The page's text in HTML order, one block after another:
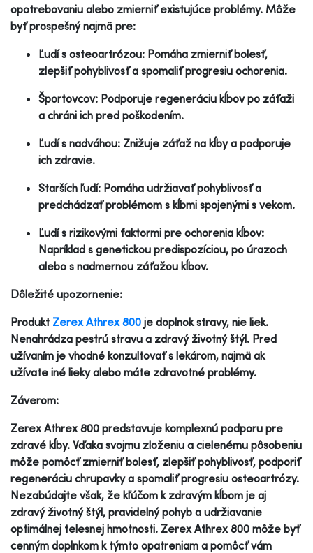
opotrebovaniu alebo zmierniť existujúce problémy. Môže
byť prospešný najmä pre:
Ľudí s osteoartrózou: Pomáha zmierniť bolesť,
zlepšiť pohyblivosť a spomaliť progresiu ochorenia.
Športovcov: Podporuje regeneráciu kĺbov po záťaži
a chráni ich pred poškodením.
Ľudí s nadváhou: Znižuje záťaž na kĺby a podporuje
ich zdravie.
Starších ľudí: Pomáha udržiavať pohyblivosť a
predchádzať problémom s kĺbmi spojenými s vekom.
Ľudí s rizikovými faktormi pre ochorenia kĺbov:
Napríklad s genetickou predispozíciou, po úrazoch
alebo s nadmernou záťažou kĺbov.
Dôležité upozornenie:
Produkt Zerex Athrex 800 je doplnok stravy, nie liek.
Nenahrádza pestrú stravu a zdravý životný štýl. Pred
užívaním je vhodné konzultovať s lekárom, najmä ak
užívate iné lieky alebo máte zdravotné problémy.
Záverom:
Zerex Athrex 800 predstavuje komplexnú podporu pre
zdravé kĺby. Vďaka svojmu zloženiu a cielenému pôsobeniu
môže pomôcť zmierniť bolesť, zlepšiť pohyblivosť, podporiť
regeneráciu chrupavky a spomaliť progresiu osteoartrózy.
Nezabúdajte však, že kľúčom k zdravým kĺbom je aj
zdravý životný štýl, pravidelný pohyb a udržiavanie
optimálnej telesnej hmotnosti. Zerex Athrex 800 môže byť
cenným doplnkom k týmto opatreniam a pomôcť vám